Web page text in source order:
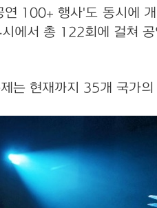
100+ 행사'도 동시에
에서 총 122회에 걸쳐
는 현재까지 35개 국가